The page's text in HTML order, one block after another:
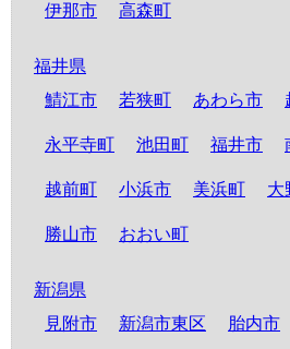
伊那市 高森町
福井県
鯖江市
若狭町 あわら市
永平寺町 池田町 福井市
越前町 小浜市 美浜町 大
勝山市 おおい町
新潟県
見附市
新潟市東区 胎内市